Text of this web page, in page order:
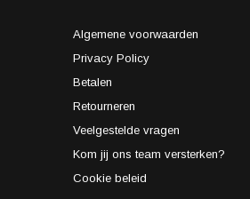
Algemene voorwaarden
Privacy Policy
Betalen
Retourneren
Veelgestelde vragen
Kom jij ons team versterken?
Cookie beleid